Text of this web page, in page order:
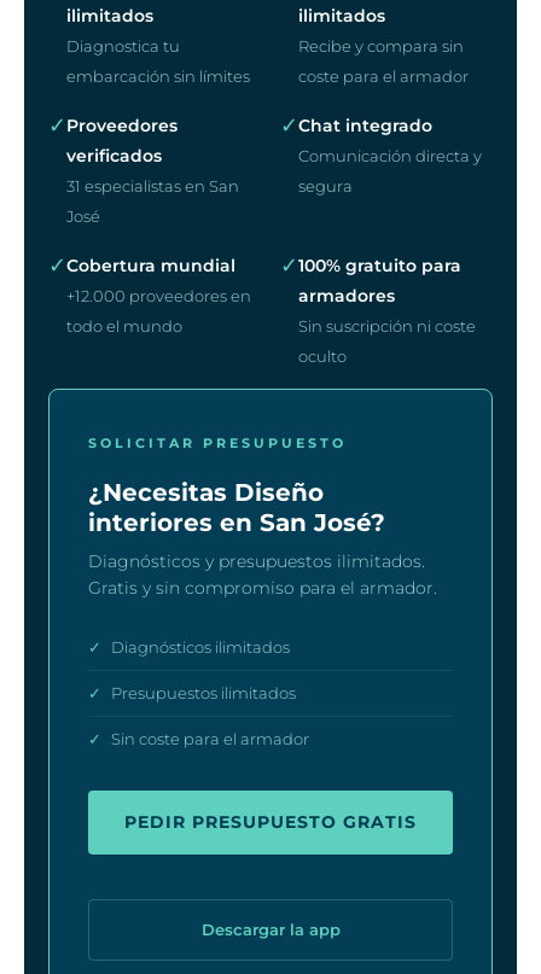
ilimitados
Diagnostica tu
embarcación sin límites
ilimitados
Recibe y compara sin
coste para el armador
✓ Proveedores
verificados
31 especialistas en San
José
✓Chat integrado
Comunicación directa y
segura
✓Cobertura mundial
+12.000 proveedores en
todo el mundo
✓100% gratuito para
armadores
Sin suscripción ni coste
oculto
SOLICITAR PRESUPUESTO
¿Necesitas Diseño
interiores en San José?
Diagnósticos y presupuestos ilimitados.
Gratis y sin compromiso para el armador.
✓ Diagnósticos ilimitados
✓ Presupuestos ilimitados
✓ Sin coste para el armador
PEDIR PRESUPUESTO GRATIS
Descargar la app